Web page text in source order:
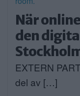
När
den
EXTERN
del av […]